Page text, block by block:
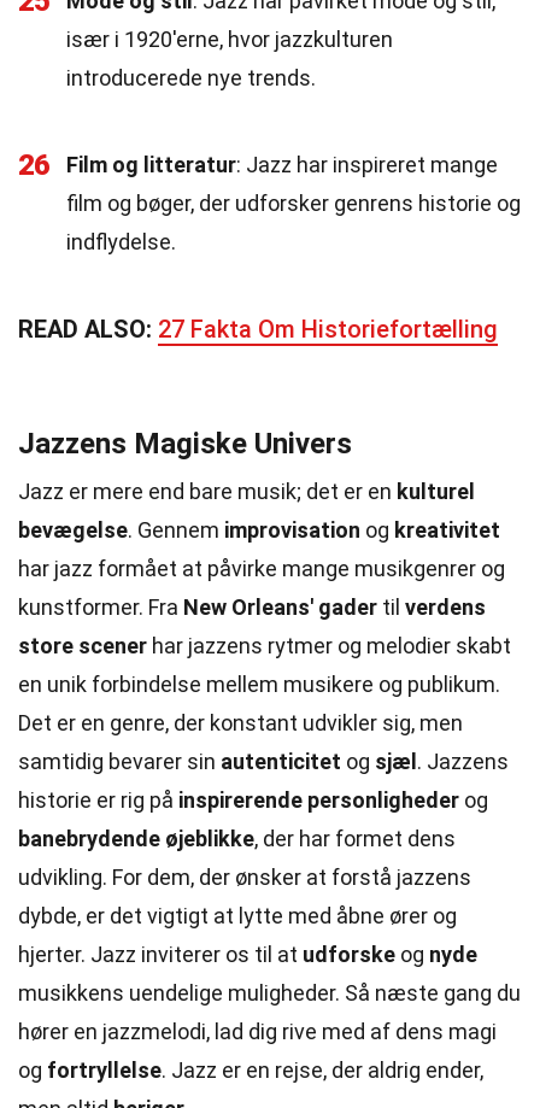
især i 1920'erne, hvor jazzkulturen
introducerede nye trends.
26 Film og litteratur: Jazz har inspireret mange
film og bøger, der udforsker genrens historie og
indflydelse.
READ ALSO: 27 Fakta Om Historiefortælling
Jazzens Magiske Univers
Jazz er mere end bare musik; det er en kulturel
bevægelse. Gennem improvisation og kreativitet
har jazz formået at påvirke mange musikgenrer og
kunstformer. Fra New Orleans' gader til verdens
store scener har jazzens rytmer og melodier skabt
en unik forbindelse mellem musikere og publikum.
Det er en genre, der konstant udvikler sig, men
samtidig bevarer sin autenticitet og sjæl . Jazzens
historie er rig på inspirerende personligheder og
banebrydende øjeblikke, der har formet dens
udvikling. For dem, der ønsker at forstå jazzens
dybde, er det vigtigt at lytte med åbne ører og
hjerter. Jazz inviterer os til at udforske og nyde
musikkens uendelige muligheder. Så næste gang du
hører en jazzmelodi, lad dig rive med af dens magi
og fortryllelse. Jazz er en rejse, der aldrig ender,